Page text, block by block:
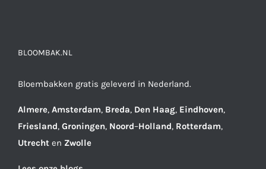
BLOOMBAK.NL
Bloembakken gratis geleverd in Nederland.
Almere, Amsterdam, Breda, Den Haag, Eindhoven,
Friesland, Groningen, Noord–Holland, Rotterdam,
Utrecht en Zwolle